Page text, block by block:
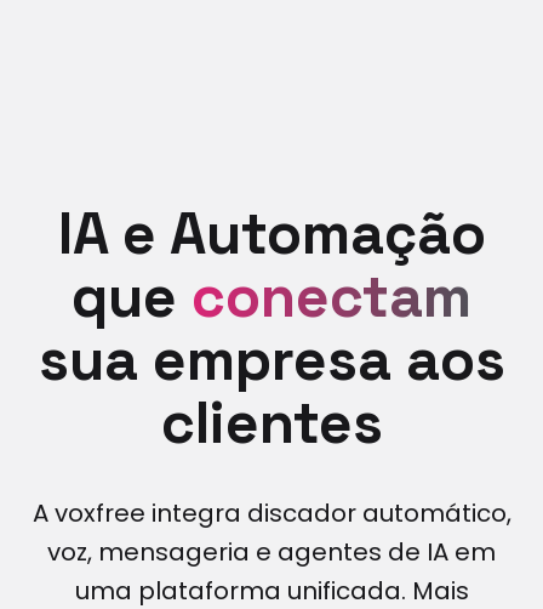
IA e Automação
que conectam
sua empresa aos
clientes
A voxfree integra discador automático,
voz, mensageria e agentes de IA em
uma plataforma unificada. Mais